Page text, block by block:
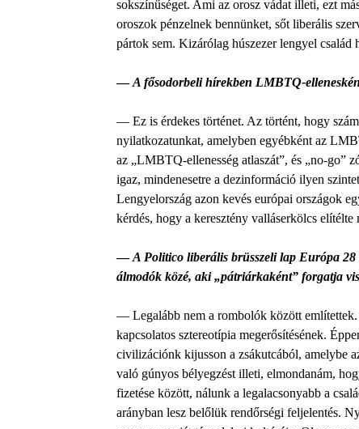
sokszínűséget. Ami az orosz vádat illeti, ezt
oroszok pénzelnek bennünket, sőt liberális
pártok sem. Kizárólag húszezer lengyel
—A fősodorbeli hírekben LMBTQ-
— Ez is érdekes történet. Az történt, hogy
nyilatkozatunkat, amelyben egyébként az
az „LMBTQ-ellenesség atlaszát”, és „no-go”
igaz, mindenesetre a dezinformáció ilyen
Lengyelország azon kevés európai országok
kérdés, hogy a keresztény valláserkölcs elítélte
—A Politico liberális brüsszeli lap Európa 28
álmodók közé, aki „pátriárkaként” forgatja
— Legalább nem a rombolók között említettek.
kapcsolatos sztereotípia megerősítésének.
civilizációnk kijusson a zsákutcából, amelybe
való gúnyos bélyegzést illeti, elmondanám,
fizetése között, nálunk a legalacsonyabb a
arányban lesz belőlük rendőrségi feljelentés.